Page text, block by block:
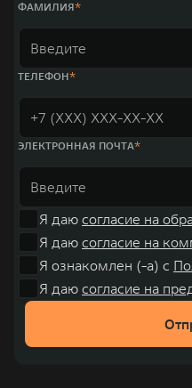
ФАМИЛИЯ
ТЕЛЕФОН
ЭЛЕКТРОННАЯ ПОЧТА
Я даю согласие на
Я даю согласие на
Я ознакомлен (-а) с
Я даю согласие на